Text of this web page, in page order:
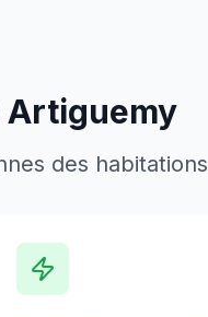
Artiguemy
des habitations